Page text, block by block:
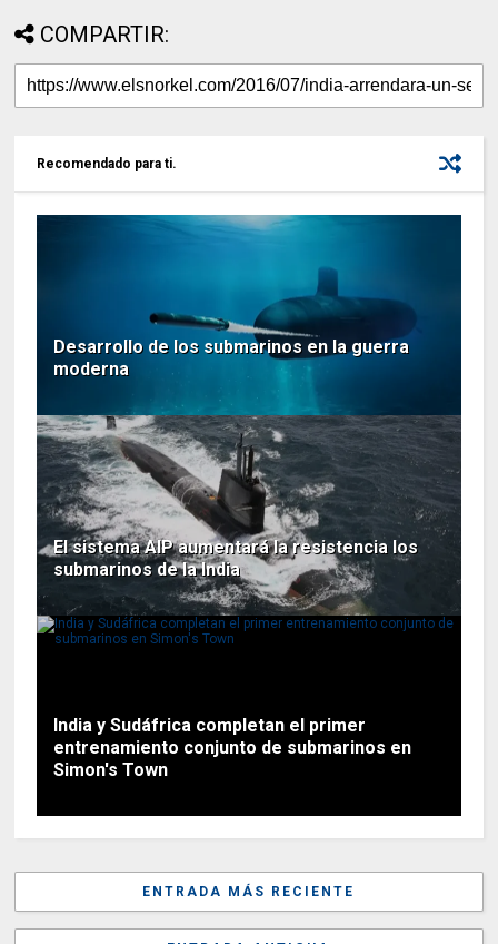
COMPARTIR:
Recomendado para ti.
Desarrollo de los submarinos en la guerra
moderna
El sistema AIP aumentará la resistencia los
submarinos de la India
India y Sudáfrica completan el primer
entrenamiento conjunto de submarinos en
Simon's Town
ENTRADA MÁS RECIENTE